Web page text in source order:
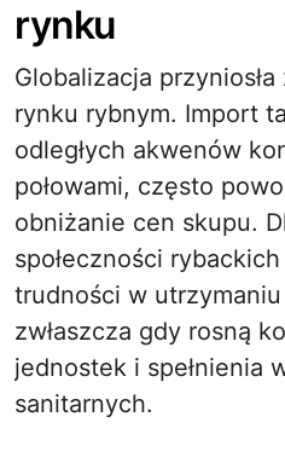
rynku
Globalizacja
rynku rybnym. Import
odległych akwenów
połowami, często
obniżanie cen skupu.
społeczności
trudności w
zwłaszcza gdy rosną
jednostek i spełnienia
sanitarnych.